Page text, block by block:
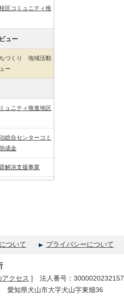
区コミュニティ推
ュー
づくり 地域活動
ー
ュニティ推進地区
総合センターコミ
成金
解決支援事業
ついて プライバシーについて
クセス ] 法人番号：3000020232157
愛知県犬山市大字犬山字東畑36